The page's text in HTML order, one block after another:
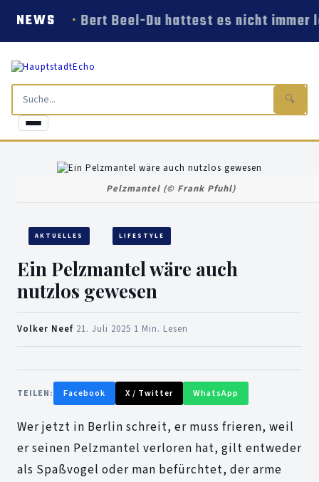
NEWS Bert Beel-Du hattest es nicht immer
🔍
Pelzmantel (© Frank Pfuhl)
AKTUELLES LIFESTYLE
Ein Pelzmantel wäre auch
nutzlos gewesen
Volker Neef 21. Juli 2025 1 Min. Lesen
TEILEN: Facebook X / Twitter WhatsApp
Wer jetzt in Berlin schreit, er muss frieren, weil
er seinen Pelzmantel verloren hat, gilt entweder
als Spaßvogel oder man befürchtet, der arme